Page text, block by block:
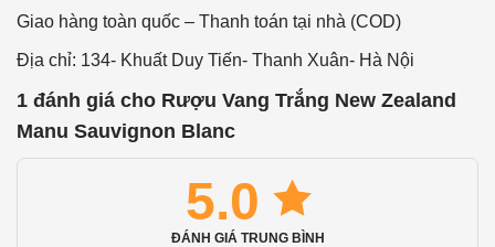
Giao hàng toàn quốc – Thanh toán tại nhà (COD)
Địa chỉ: 134- Khuất Duy Tiến- Thanh Xuân- Hà Nội
1 đánh giá cho Rượu Vang Trắng New Zealand
Manu Sauvignon Blanc
5.0
ĐÁNH GIÁ TRUNG BÌNH